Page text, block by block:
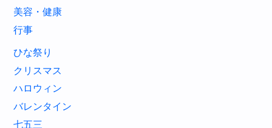
美容・健康
行事
ひな祭り
クリスマス
ハロウィン
バレンタイン
七五三